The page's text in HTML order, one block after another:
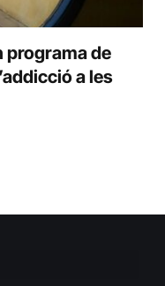
programa de
a les